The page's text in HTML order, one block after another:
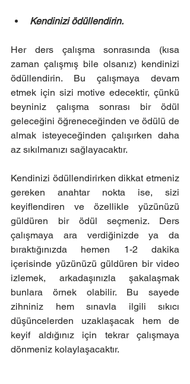
Kendinizi ödüllendirin.
Her ders çalışma sonrasında (kısa
zaman çalışmış bile olsanız) kendinizi
ödüllendirin. Bu çalışmaya devam
etmek için sizi motive edecektir, çünkü
beyniniz çalışma sonrası bir ödül
geleceğini öğreneceğinden ve ödülü de
almak isteyeceğinden çalışırken daha
az sıkılmanızı sağlayacaktır.
Kendinizi ödüllendirirken dikkat etmeniz
gereken anahtar nokta ise, sizi
keyiflendiren ve özellikle yüzünüzü
güldüren bir ödül seçmeniz. Ders
çalışmaya ara verdiğinizde ya da
bıraktığınızda hemen 1-2 dakika
içerisinde yüzünüzü güldüren bir video
izlemek, arkadaşınızla şakalaşmak
bunlara örnek olabilir. Bu sayede
zihniniz hem sınavla ilgili sıkıcı
düşüncelerden uzaklaşacak hem de
keyif aldığınız için tekrar çalışmaya
dönmeniz kolaylaşacaktır.